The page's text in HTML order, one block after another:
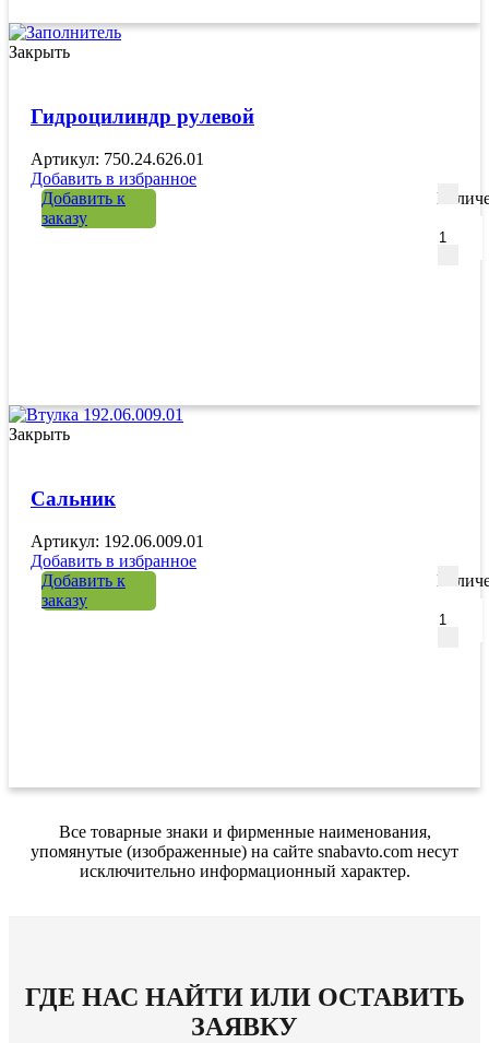
Закрыть
Гидроцилиндр рулевой
Артикул: 750.24.626.01
Добавить в избранное
Добавить к
заказу
Закрыть
Сальник
Артикул: 192.06.009.01
Добавить в избранное
Добавить к
заказу
Все товарные знаки и фирменные наименования,
упомянутые (изображенные) на сайте snabavto.com несут
исключительно информационный характер.
ГДЕ НАС НАЙТИ ИЛИ ОСТАВИТЬ
ЗАЯВКУ